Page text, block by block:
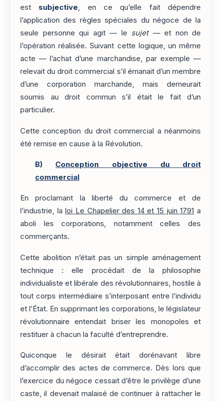
est subjective, en ce qu’elle fait dépendre
l’application des règles spéciales du négoce de la
seule personne qui agit — le sujet— et non de
l’opération réalisée. Suivant cette logique, un même
acte — l’achat d’une marchandise, par exemple —
relevait du droit commercial s’il émanait d’un membre
d’une corporation marchande, mais demeurait
soumis au droit commun s’il était le fait d’un
particulier.
Cette conception du droit commercial a néanmoins
été remise en cause à la Révolution.
B) Conception objective du droit
commercial
En proclamant la liberté du commerce et de
l’industrie, laloi Le Chapelier des 14 et 15 juin 1791 a
aboli les corporations, notamment celles des
commerçants.
Cette abolition n’était pas un simple aménagement
technique : elle procédait de la philosophie
individualiste et libérale des révolutionnaires, hostile à
tout corps intermédiaire s’interposant entre l’individu
et l’État. En supprimant les corporations, le législateur
révolutionnaire entendait briser les monopoles et
restituer à chacun la faculté d’entreprendre.
Quiconque le désirait était dorénavant libre
d’accomplir des actes de commerce. Dès lors que
l’exercice du négoce cessait d’être le privilège d’une
caste, il devenait malaisé de continuer à rattacher le